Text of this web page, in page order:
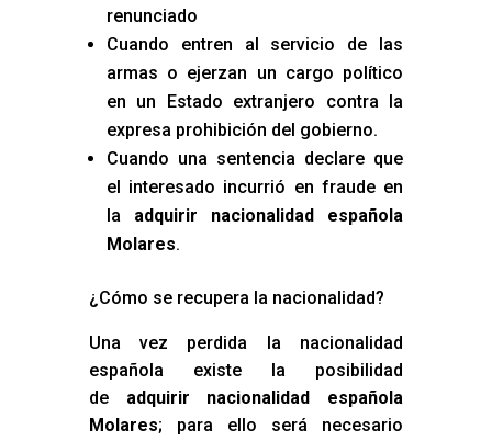
renunciado
Cuando entren al servicio de las
armas o ejerzan un cargo político
en un Estado extranjero contra la
expresa prohibición del gobierno.
Cuando una sentencia declare que
el interesado incurrió en fraude en
la adquirir nacionalidad española
Molares.
¿Cómo se recupera la nacionalidad?
Una vez perdida la nacionalidad
española existe la posibilidad
de adquirir nacionalidad española
Molares; para ello será necesario